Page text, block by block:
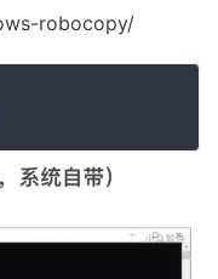
robocopy/